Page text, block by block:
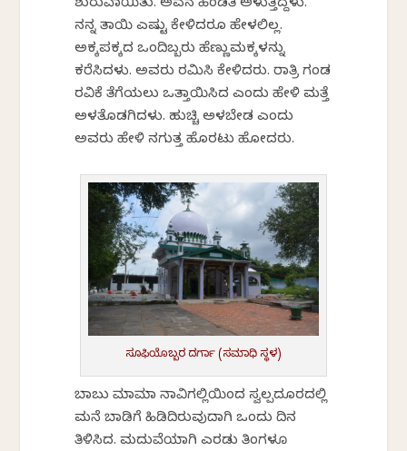
ಶುರುವಾಯಿತು. ಅವನ ಹೆಂಡತಿ ಅಳುತ್ತಿದ್ದಳು.
ನನ್ನ ತಾಯಿ ಎಷ್ಟು ಕೇಳಿದರೂ ಹೇಳಲಿಲ್ಲ.
ಅಕ್ಕಪಕ್ಕದ ಒಂದಿಬ್ಬರು ಹೆಣ್ಣುಮಕ್ಕಳನ್ನು
ಕರೆಸಿದಳು. ಅವರು ರಮಿಸಿ ಕೇಳಿದರು. ರಾತ್ರಿ ಗಂಡ
ರವಿಕೆ ತೆಗೆಯಲು ಒತ್ತಾಯಿಸಿದ ಎಂದು ಹೇಳಿ ಮತ್ತೆ
ಅಳತೊಡಗಿದಳು. ಹುಚ್ಚಿ ಅಳಬೇಡ ಎಂದು
ಅವರು ಹೇಳಿ ನಗುತ್ತ ಹೊರಟು ಹೋದರು.
ಸೂಫಿಯೊಬ್ಬರ ದರ್ಗಾ (ಸಮಾಧಿ ಸ್ಥಳ)
ಬಾಬು ಮಾಮಾ ನಾವಿಗಲ್ಲಿಯಿಂದ ಸ್ವಲ್ಪದೂರದಲ್ಲಿ
ಮನೆ ಬಾಡಿಗೆ ಹಿಡಿದಿರುವುದಾಗಿ ಒಂದು ದಿನ
ತಿಳಿಸಿದ. ಮದುವೆಯಾಗಿ ಎರಡು ತಿಂಗಳೂ